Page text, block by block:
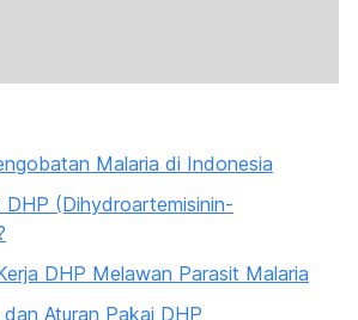
Malaria di Indonesia
(Dihydroartemisinin-
DHP Melawan Parasit Malaria
Aturan Pakai DHP